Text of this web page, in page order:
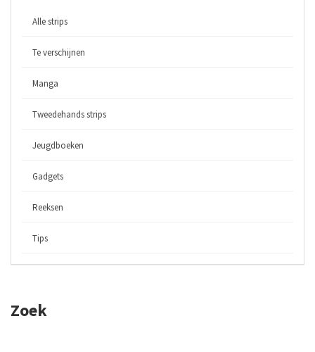
Alle strips
Te verschijnen
Manga
Tweedehands strips
Jeugdboeken
Gadgets
Reeksen
Tips
Zoek